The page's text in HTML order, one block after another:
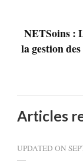
NETSoins :
la gestion
Articles
UPDATED ON